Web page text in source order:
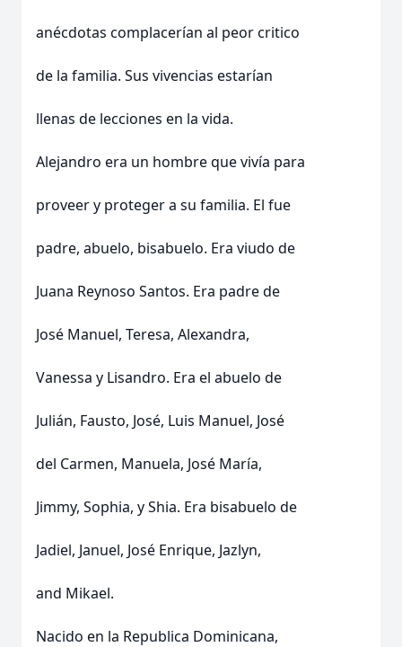
anécdotas complacerían al peor critico
de la familia. Sus vivencias estarían
llenas de lecciones en la vida.
Alejandro era un hombre que vivía para
proveer y proteger a su familia. El fue
padre, abuelo, bisabuelo. Era viudo de
Juana Reynoso Santos. Era padre de
José Manuel, Teresa, Alexandra,
Vanessa y Lisandro. Era el abuelo de
Julián, Fausto, José, Luis Manuel, José
del Carmen, Manuela, José María,
Jimmy, Sophia, y Shia. Era bisabuelo de
Jadiel, Januel, José Enrique, Jazlyn,
and Mikael.
Nacido en la Republica Dominicana,